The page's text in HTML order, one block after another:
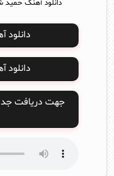
دانلود آهنگ حمید
دانلود
دانلود
جهت دریافت